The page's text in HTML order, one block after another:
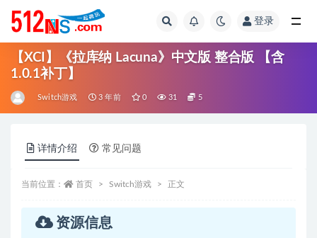
登录
【XCI】《拉库纳 Lacuna》中文版 整合版 【含
1.0.1补丁】
Switch游戏 3 年前 0 31 5
详情介绍 常见问题
当前位置： 首页 Switch游戏 正文
资源信息